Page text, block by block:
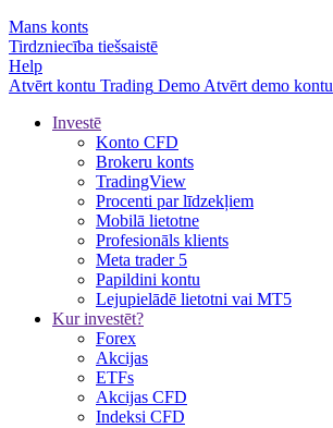
Mans konts
Tirdzniecība tiešsaistē
Help
Atvērt kontu Trading Demo Atvērt demo kontu
Investē
Konto CFD
Brokeru konts
TradingView
Procenti par līdzekļiem
Mobilā lietotne
Profesionāls klients
Meta trader 5
Papildini kontu
Lejupielādē lietotni vai MT5
Kur investēt?
Forex
Akcijas
ETFs
Akcijas CFD
Indeksi CFD